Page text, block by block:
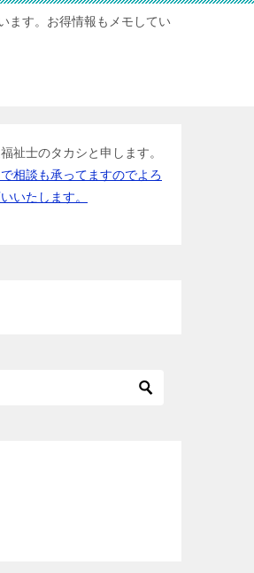
ます。お得情報もメモしてい
祉士のタカシと申します。
相談も承ってますのでよろ
いたします。